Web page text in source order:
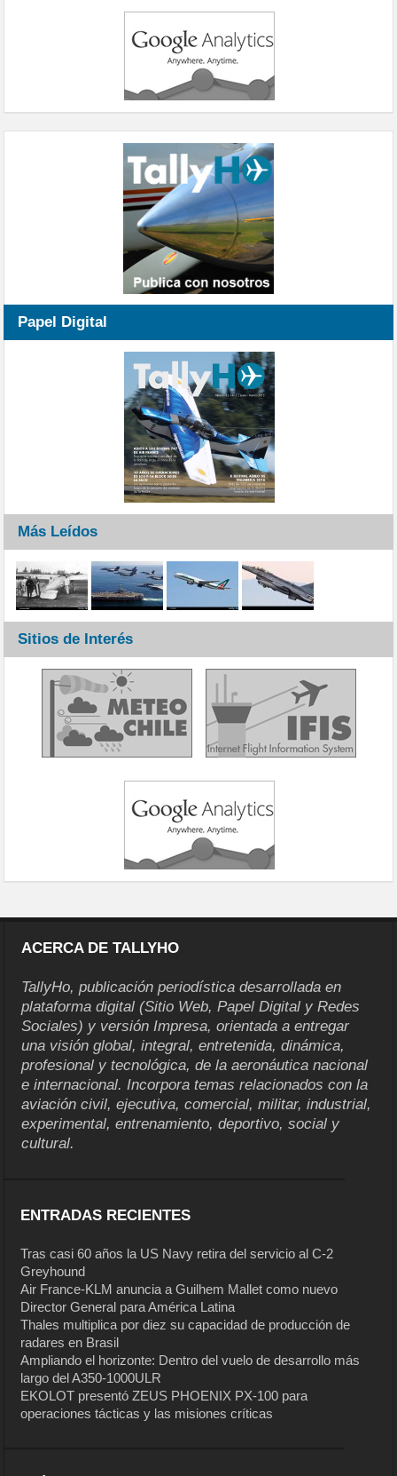
Papel Digital
Más Leídos
Sitios de Interés
ACERCA DE TALLYHO
TallyHo, publicación periodística desarrollada en
plataforma digital (Sitio Web, Papel Digital y Redes
Sociales) y versión Impresa, orientada a entregar
una visión global, integral, entretenida, dinámica,
profesional y tecnológica, de la aeronáutica nacional
e internacional. Incorpora temas relacionados con la
aviación civil, ejecutiva, comercial, militar, industrial,
experimental, entrenamiento, deportivo, social y
cultural.
ENTRADAS RECIENTES
Tras casi 60 años la US Navy retira del servicio al C-2
Greyhound
Air France-KLM anuncia a Guilhem Mallet como nuevo
Director General para América Latina
Thales multiplica por diez su capacidad de producción de
radares en Brasil
Ampliando el horizonte: Dentro del vuelo de desarrollo más
largo del A350-1000ULR
EKOLOT presentó ZEUS PHOENIX PX-100 para
operaciones tácticas y las misiones críticas